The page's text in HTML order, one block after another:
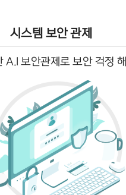
시스템 보안 관제
A.I 보안관제로 보안 걱정